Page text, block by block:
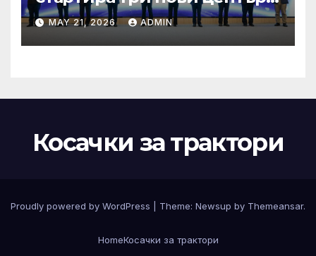
за обучение
MAY 21, 2026 ADMIN
Косачки за трактори
Proudly powered by WordPress Theme: Newsup by Themeansar.
HomeКосачки за трактори